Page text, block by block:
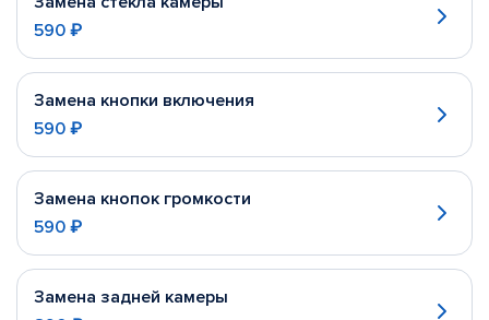
590 ₽
Замена кнопки включения
590 ₽
Замена кнопок громкости
590 ₽
Замена задней камеры